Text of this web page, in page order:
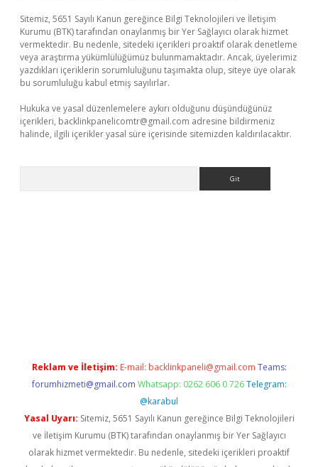
Sitemiz, 5651 Sayılı Kanun gereğince Bilgi Teknolojileri ve İletişim
Kurumu (BTK) tarafından onaylanmış bir Yer Sağlayıcı olarak hizmet
vermektedir. Bu nedenle, sitedeki içerikleri proaktif olarak denetleme
veya araştırma yükümlülüğümüz bulunmamaktadır. Ancak, üyelerimiz
yazdıkları içeriklerin sorumluluğunu taşımakta olup, siteye üye olarak
bu sorumluluğu kabul etmiş sayılırlar.
Hukuka ve yasal düzenlemelere aykırı olduğunu düşündüğünüz
içerikleri, backlinkpanelicomtr@gmail.com adresine bildirmeniz
halinde, ilgili içerikler yasal süre içerisinde sitemizden kaldırılacaktır.
Reklam ve İletişim: E-mail: backlinkpaneli@gmail.com Teams:
forumhizmeti@gmail.com Whatsapp: 0262 606 0 726 Telegram:
@karabul
Yasal Uyarı: Sitemiz, 5651 Sayılı Kanun gereğince Bilgi Teknolojileri
ve İletişim Kurumu (BTK) tarafından onaylanmış bir Yer Sağlayıcı
olarak hizmet vermektedir. Bu nedenle, sitedeki içerikleri proaktif